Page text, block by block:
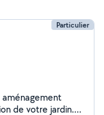
Particulier
aménagement
de votre jardin.